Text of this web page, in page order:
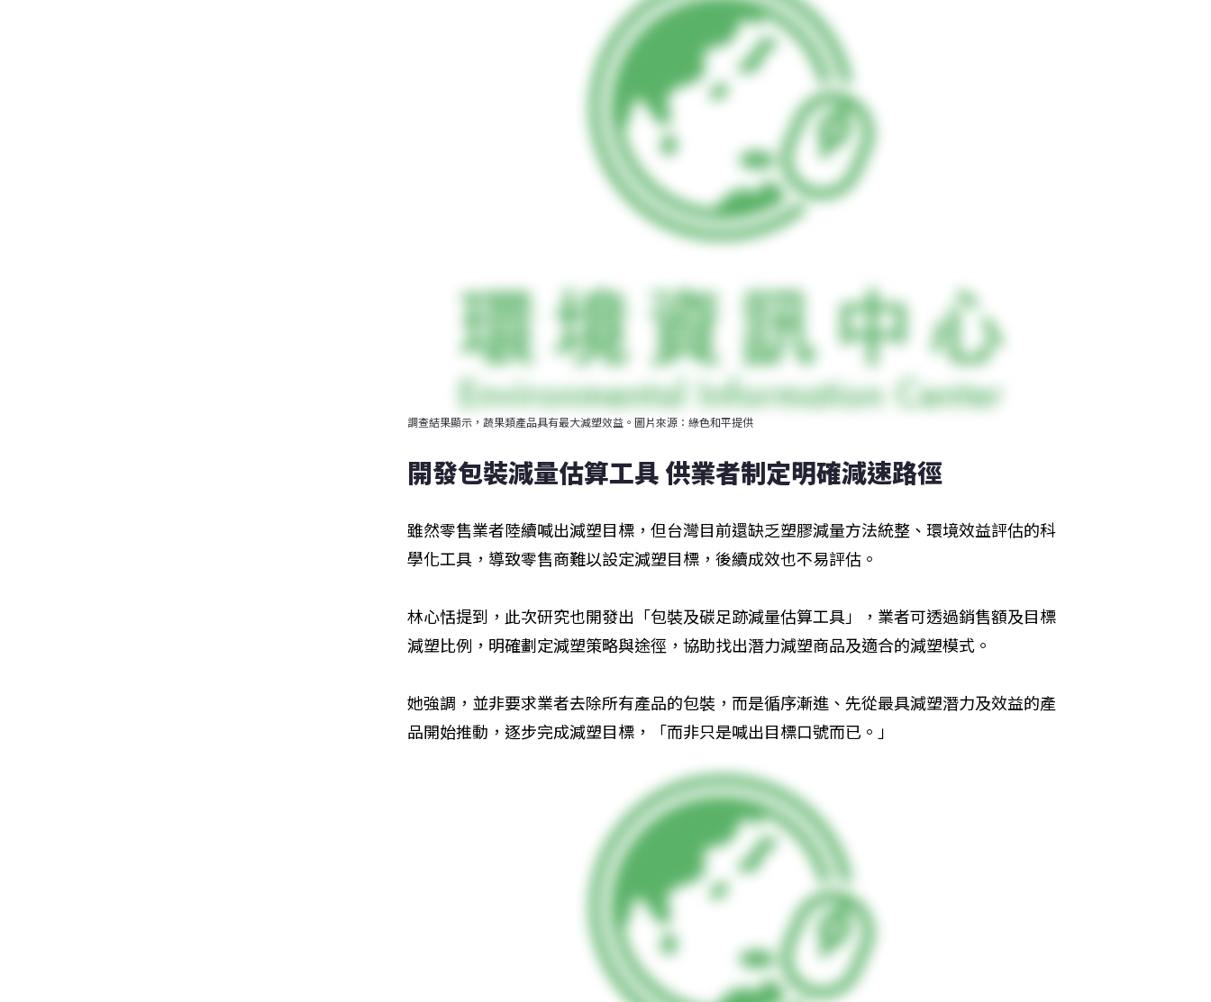
調查結果顯示，蔬果類產品具有最大減塑效益。圖片來源：綠色和平提供
開發包裝減量估算工具 供業者制定明確減速路徑
雖然零售業者陸續喊出減塑目標，但台灣目前還缺乏塑膠減量方法統整、環境效益評估的科
學化工具，導致零售商難以設定減塑目標，後續成效也不易評估。
林心恬提到，此次研究也開發出「包裝及碳足跡減量估算工具」，業者可透過銷售額及目標
減塑比例，明確劃定減塑策略與途徑，協助找出潛力減塑商品及適合的減塑模式。
她強調，並非要求業者去除所有產品的包裝，而是循序漸進、先從最具減塑潛力及效益的產
品開始推動，逐步完成減塑目標，「而非只是喊出目標口號而已。」